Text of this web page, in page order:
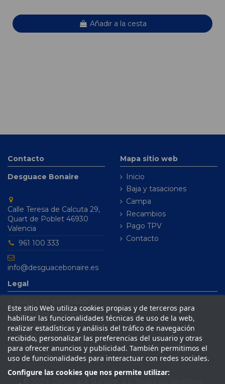
Añadir a la cesta
Contacto
Desguace Bonaire
Calle Teresa de Calcuta 29,
Quart de Poblet 46930
Valencia
961 100 333
info@desguacebonaire.es
Mapa sitio web
Inicio
Baja y tasaciones
Campa
Recambios
Pago TPV
Contacto
Legal
Política de cookies
Aviso legal
Condiciones de venta
Este sitio Web utiliza cookies propias y de terceros para
habilitar las funcionalidades técnicas de uso de la web,
realizar estadísticas y análisis del tráfico de navegación
recibido, personalizar las preferencias del usuario y otras
para ofrecer anuncios y publicidad. También permitimos el
uso de funcionalidades para interactuar con redes sociales.
Configure las cookies que nos permite utilizar: